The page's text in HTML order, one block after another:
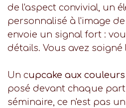
de l'aspect convivial, un
personnalisé à l'image
envoie un signal fort :
détails. Vous avez soigné
Un cupcake aux
posé devant chaque
séminaire, ce n'est pas